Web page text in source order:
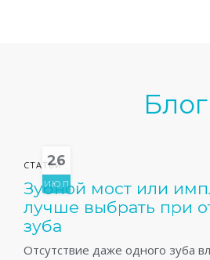
Блог
26
ИЮЛ
СТАТЬИ
Зубной мост или
лучше выбрать при
зуба
Отсутствие даже одного зуба